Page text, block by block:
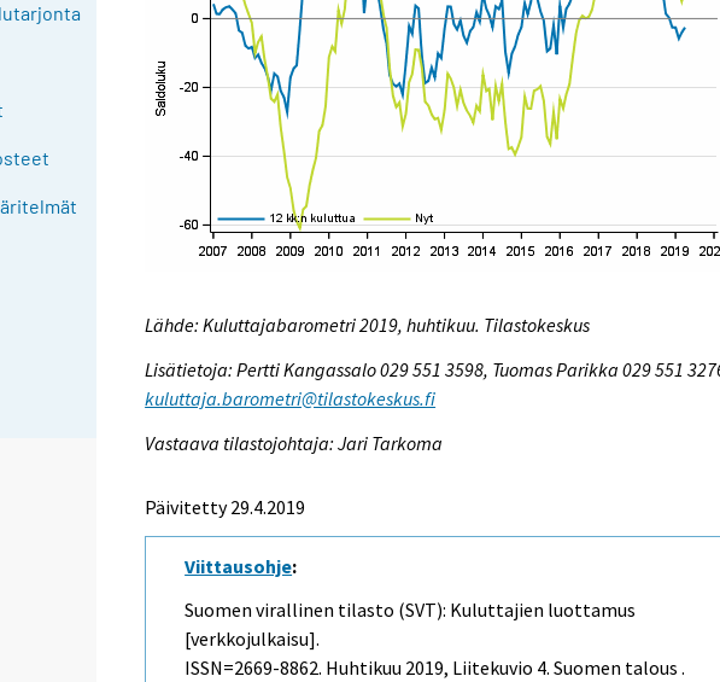
Lähde: Kuluttajabarometri 2019, huhtikuu. Tilastokeskus
Lisätietoja: Pertti Kangassalo 029 551 3598, Tuomas Parikka 029 551
kuluttaja.barometri@tilastokeskus.fi
Vastaava tilastojohtaja: Jari Tarkoma
Päivitetty 29.4.2019
Viittausohje:
Suomen virallinen tilasto (SVT): Kuluttajien luottamus
[verkkojulkaisu].
ISSN=2669-8862. Huhtikuu 2019, Liitekuvio 4. Suomen talous .